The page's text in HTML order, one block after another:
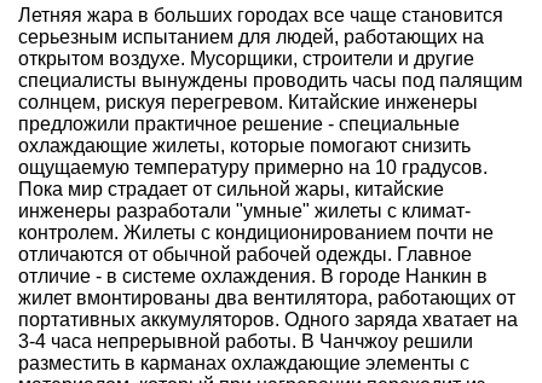
Летняя жара в больших городах все чаще становится
серьезным испытанием для людей, работающих на
открытом воздухе. Мусорщики, строители и другие
специалисты вынуждены проводить часы под палящим
солнцем, рискуя перегревом. Китайские инженеры
предложили практичное решение - специальные
охлаждающие жилеты, которые помогают снизить
ощущаемую температуру примерно на 10 градусов.
Пока мир страдает от сильной жары, китайские
инженеры разработали "умные" жилеты с климат-
контролем. Жилеты с кондиционированием почти не
отличаются от обычной рабочей одежды. Главное
отличие - в системе охлаждения. В городе Нанкин в
жилет вмонтированы два вентилятора, работающих от
портативных аккумуляторов. Одного заряда хватает на
3-4 часа непрерывной работы. В Чанчжоу решили
разместить в карманах охлаждающие элементы с